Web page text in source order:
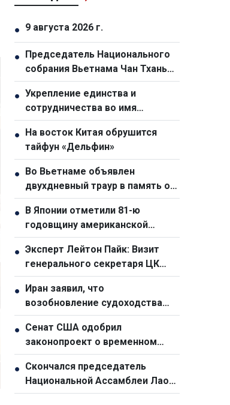
● 9 августа 2026 г.
● Председатель Национального
собрания Вьетнама Чан Тхань
Ман принял участие в
церемонии прощания с
председателем Национальной
ассамблеи Лаоса Сайсомфоном
Фомвиханом
● Укрепление единства и
сотрудничества во имя
построения самодостаточного
и устойчивого сообщества
АСЕАН
● На восток Китая обрушится
тайфун «Дельфин»
● Во Вьетнаме объявлен
двухдневный траур в память о
председателе Национальной
Ассамблеи Лаоса Сайсомфоне
Фомвихане
● В Японии отметили 81-ю
годовщину американской
атомной бомбардировки
Нагасаки
● Эксперт Лейтон Пайк: Визит
генерального секретаря ЦК
КПВ, президента Вьетнама То
Лама подтверждает растущий
уровень доверия между
Вьетнамом и Австралией
● Иран заявил, что
возобновление судоходства
через Ормузский пролив
зависит от принятия условий
Тегерана Соединенными
Штатами
● Сенат США одобрил
законопроект о временном
финансировании правительства
во избежание шатдауна
● Скончался председатель
Национальной Ассамблеи Лаоса
Сайсомфон Фомвихан